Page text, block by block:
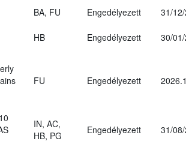
BA, FU Engedélyezett
31/
HB Engedélyezett
30/
FU Engedélyezett
IN, AC,
HB, PG
Engedélyezett 31/